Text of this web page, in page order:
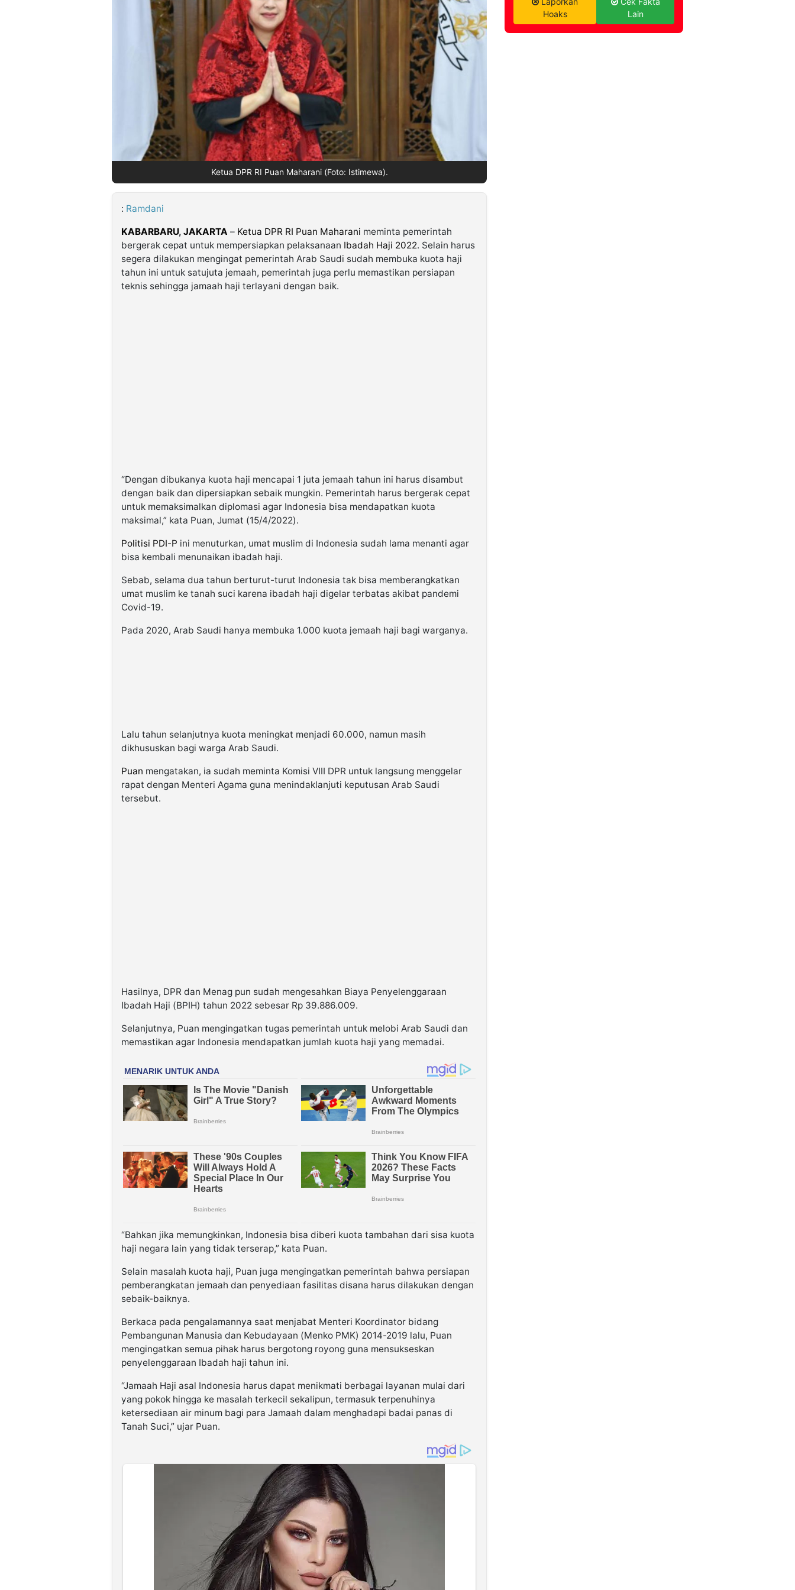
Ketua DPR RI Puan Maharani (Foto: Istimewa).
: Ramdani
KABARBARU, JAKARTA – Ketua DPR RI Puan Maharani meminta pemerintah
bergerak cepat untuk mempersiapkan pelaksanaan Ibadah Haji 2022. Selain harus
segera dilakukan mengingat pemerintah Arab Saudi sudah membuka kuota haji
tahun ini untuk satujuta jemaah, pemerintah juga perlu memastikan persiapan
teknis sehingga jamaah haji terlayani dengan baik.
“Dengan dibukanya kuota haji mencapai 1 juta jemaah tahun ini harus disambut
dengan baik dan dipersiapkan sebaik mungkin. Pemerintah harus bergerak cepat
untuk memaksimalkan diplomasi agar Indonesia bisa mendapatkan kuota
maksimal,” kata Puan, Jumat (15/4/2022).
Politisi PDI-P ini menuturkan, umat muslim di Indonesia sudah lama menanti agar
bisa kembali menunaikan ibadah haji.
Sebab, selama dua tahun berturut-turut Indonesia tak bisa memberangkatkan
umat muslim ke tanah suci karena ibadah haji digelar terbatas akibat pandemi
Covid-19.
Pada 2020, Arab Saudi hanya membuka 1.000 kuota jemaah haji bagi warganya.
Lalu tahun selanjutnya kuota meningkat menjadi 60.000, namun masih
dikhususkan bagi warga Arab Saudi.
Puan mengatakan, ia sudah meminta Komisi VIII DPR untuk langsung menggelar
rapat dengan Menteri Agama guna menindaklanjuti keputusan Arab Saudi
tersebut.
Hasilnya, DPR dan Menag pun sudah mengesahkan Biaya Penyelenggaraan
Ibadah Haji (BPIH) tahun 2022 sebesar Rp 39.886.009.
Selanjutnya, Puan mengingatkan tugas pemerintah untuk melobi Arab Saudi dan
memastikan agar Indonesia mendapatkan jumlah kuota haji yang memadai.
“Bahkan jika memungkinkan, Indonesia bisa diberi kuota tambahan dari sisa kuota
haji negara lain yang tidak terserap,” kata Puan.
Selain masalah kuota haji, Puan juga mengingatkan pemerintah bahwa persiapan
pemberangkatan jemaah dan penyediaan fasilitas disana harus dilakukan dengan
sebaik-baiknya.
Berkaca pada pengalamannya saat menjabat Menteri Koordinator bidang
Pembangunan Manusia dan Kebudayaan (Menko PMK) 2014-2019 lalu, Puan
mengingatkan semua pihak harus bergotong royong guna mensukseskan
penyelenggaraan Ibadah haji tahun ini.
“Jamaah Haji asal Indonesia harus dapat menikmati berbagai layanan mulai dari
yang pokok hingga ke masalah terkecil sekalipun, termasuk terpenuhinya
ketersediaan air minum bagi para Jamaah dalam menghadapi badai panas di
Tanah Suci,” ujar Puan.
Hoaks
Lain